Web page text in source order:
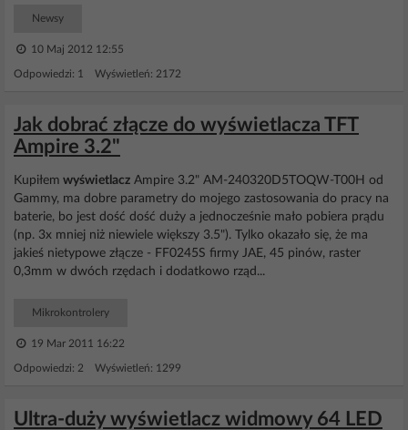
Newsy
10 Maj 2012 12:55
Odpowiedzi: 1 Wyświetleń: 2172
Jak dobrać złącze do wyświetlacza TFT
Ampire 3.2"
Kupiłem wyświetlacz Ampire 3.2" AM-240320D5TOQW-T00H od
Gammy, ma dobre parametry do mojego zastosowania do pracy na
baterie, bo jest dość dość duży a jednocześnie mało pobiera prądu
(np. 3x mniej niż niewiele większy 3.5"). Tylko okazało się, że ma
jakieś nietypowe złącze - FF0245S firmy JAE, 45 pinów, raster
0,3mm w dwóch rzędach i dodatkowo rząd...
Mikrokontrolery
19 Mar 2011 16:22
Odpowiedzi: 2 Wyświetleń: 1299
Ultra-duży wyświetlacz widmowy 64 LED